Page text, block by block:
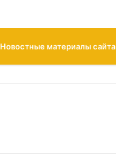
Новостные материалы сайта